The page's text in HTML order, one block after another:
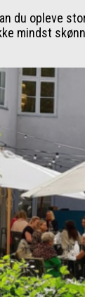
du opleve
mindst